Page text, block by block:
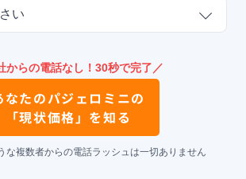
い
からの電話なし！30秒で完了／
なたのパジェロミニの
「現状価格」を知る
な複数者からの電話ラッシュは一切ありません